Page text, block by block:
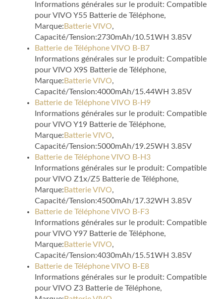
Informations générales sur le produit: Compatible
pour VIVO Y55 Batterie de Téléphone,
Marque: Batterie VIVO,
Capacité/Tension:2730mAh/10.51WH 3.85V
Batterie de Téléphone VIVO B-B7
Informations générales sur le produit: Compatible
pour VIVO X9S Batterie de Téléphone,
Marque: Batterie VIVO,
Capacité/Tension:4000mAh/15.44WH 3.85V
Batterie de Téléphone VIVO B-H9
Informations générales sur le produit: Compatible
pour VIVO Y19 Batterie de Téléphone,
Marque: Batterie VIVO,
Capacité/Tension:5000mAh/19.25WH 3.85V
Batterie de Téléphone VIVO B-H3
Informations générales sur le produit: Compatible
pour VIVO Z1x/Z5 Batterie de Téléphone,
Marque: Batterie VIVO,
Capacité/Tension:4500mAh/17.32WH 3.85V
Batterie de Téléphone VIVO B-F3
Informations générales sur le produit: Compatible
pour VIVO Y97 Batterie de Téléphone,
Marque: Batterie VIVO,
Capacité/Tension:4030mAh/15.51WH 3.85V
Batterie de Téléphone VIVO B-E8
Informations générales sur le produit: Compatible
pour VIVO Z3 Batterie de Téléphone,